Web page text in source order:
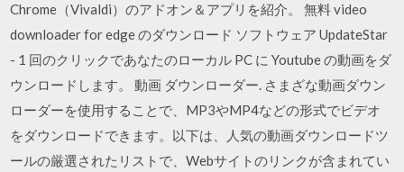
Chrome（Vivaldi）のアドオン＆アプリを紹介。 無料 video
downloader for edge のダウンロード ソフトウェア UpdateStar
- 1 回のクリックであなたのローカル PC に Youtube の動画をダ
ウンロードします。 動画 ダウンローダー. さまざな動画ダウン
ローダーを使用することで、MP3やMP4などの形式でビデオ
をダウンロードできます。以下は、人気の動画ダウンロードツ
ールの厳選されたリストで、Webサイトのリンクが含まれてい